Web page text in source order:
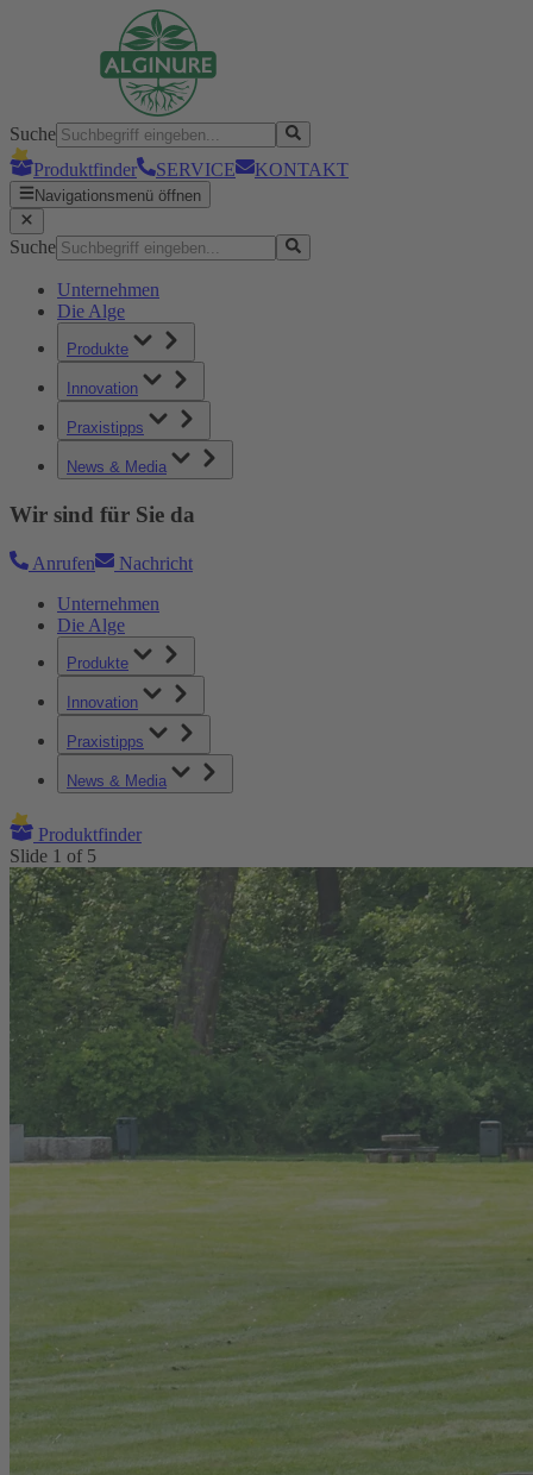
Suche
Produktfinder
SERVICE KONTAKT
Navigationsmenü öffnen
Suche
Unternehmen
Die Alge
Produkte
Innovation
Praxistipps
News & Media
Wir sind für Sie da
Anrufen
Nachricht
Unternehmen
Die Alge
Produkte
Innovation
Praxistipps
News & Media
Produktfinder
Slide 1 of 5